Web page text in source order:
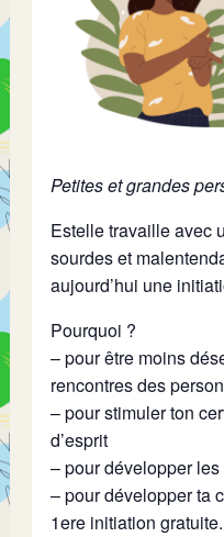
Petites et grandes
Estelle travaille avec
sourdes et
aujourd’hui une
Pourquoi ?
– pour être moins
rencontres des
– pour stimuler ton
d’esprit
– pour développer
– pour développer ta
1ere initiation